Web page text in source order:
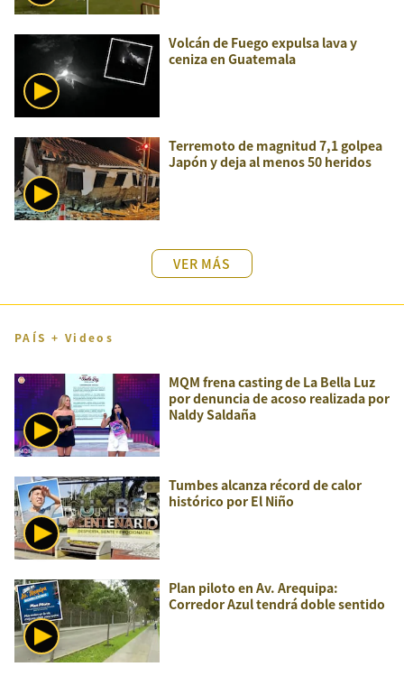
Volcán de Fuego expulsa lava y
ceniza en Guatemala
Terremoto de magnitud 7,1 golpea
Japón y deja al menos 50 heridos
VER MÁS
PAÍS + Videos
MQM frena casting de La Bella Luz
por denuncia de acoso realizada por
Naldy Saldaña
Tumbes alcanza récord de calor
histórico por El Niño
Plan piloto en Av. Arequipa:
Corredor Azul tendrá doble sentido